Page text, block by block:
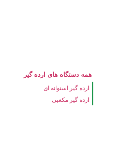
همه دستگاه های ارده گیر
ارده گیر استوانه ای
ارده گیر مکعبی